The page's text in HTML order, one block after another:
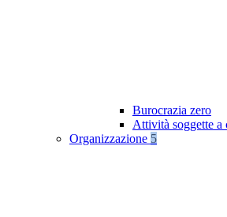
Burocrazia zero
Attività soggette a
Organizzazione 5